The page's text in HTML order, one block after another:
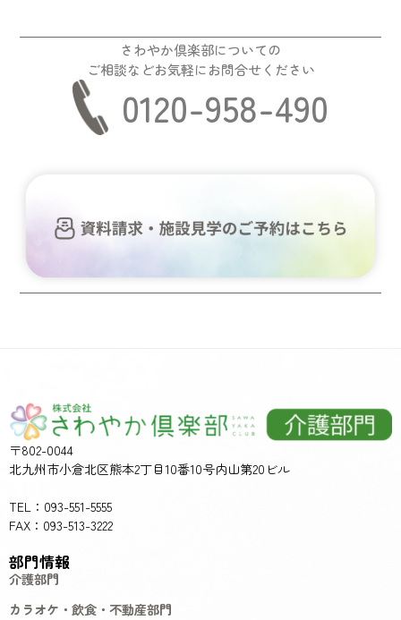
さわやか倶楽部についての
ご相談などお気軽にお問合せください
0120-958-490
〒802-0044
北九州市小倉北区熊本2丁目10番10号内山第20ビル
TEL：093-551-5555
FAX：093-513-3222
部門情報
介護部門
カラオケ・飲食・不動産部門